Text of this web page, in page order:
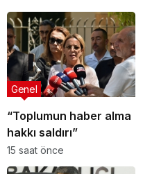
“Toplumun haber alma
hakkı saldırı”
Genel
15 saat önce